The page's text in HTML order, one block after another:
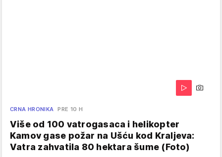
CRNA HRONIKA PRE 10 H
Više od 100 vatrogasaca i helikopter
Kamov gase požar na Ušću kod Kraljeva:
Vatra zahvatila 80 hektara šume (Foto)